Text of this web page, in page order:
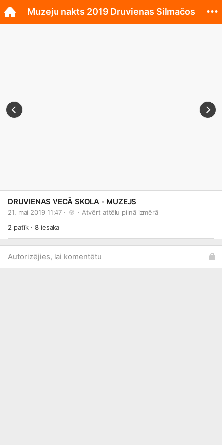
DRUVIENAS VECĀ SKOLA - MUZEJS
21. mai 2019 11:47 · · Atvērt attēlu pilnā izmērā
2 patīk ·8iesaka
Autorizējies, lai komentētu
Muzeju nakts 2019 Druvienas Silmačos